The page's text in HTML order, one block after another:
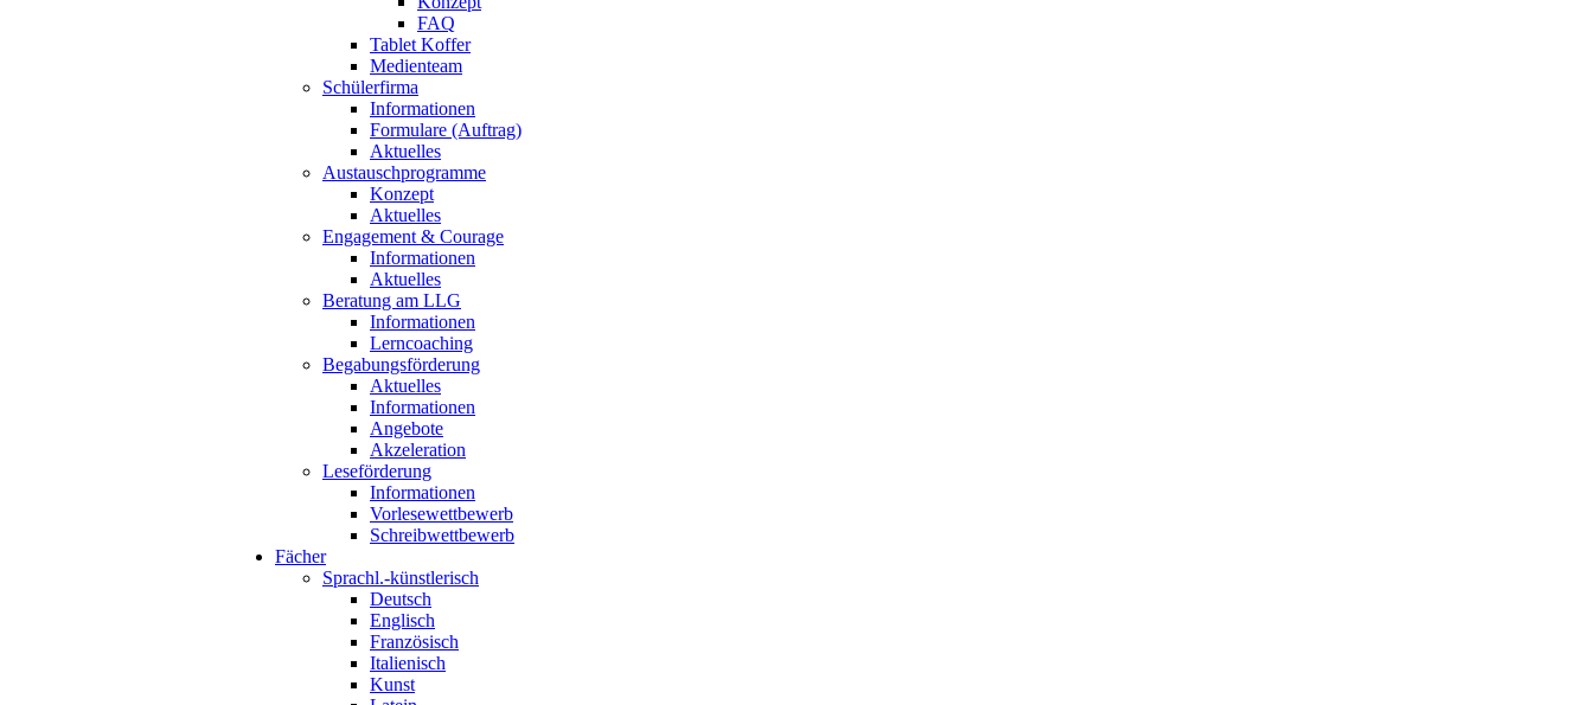
FAQ
Tablet Koffer
Medienteam
Schülerfirma
Informationen
Formulare (Auftrag)
Aktuelles
Austauschprogramme
Konzept
Aktuelles
Engagement & Courage
Informationen
Aktuelles
Beratung am LLG
Informationen
Lerncoaching
Begabungsförderung
Aktuelles
Informationen
Angebote
Akzeleration
Leseförderung
Informationen
Vorlesewettbewerb
Schreibwettbewerb
Fächer
Sprachl.-künstlerisch
Deutsch
Englisch
Französisch
Italienisch
Kunst